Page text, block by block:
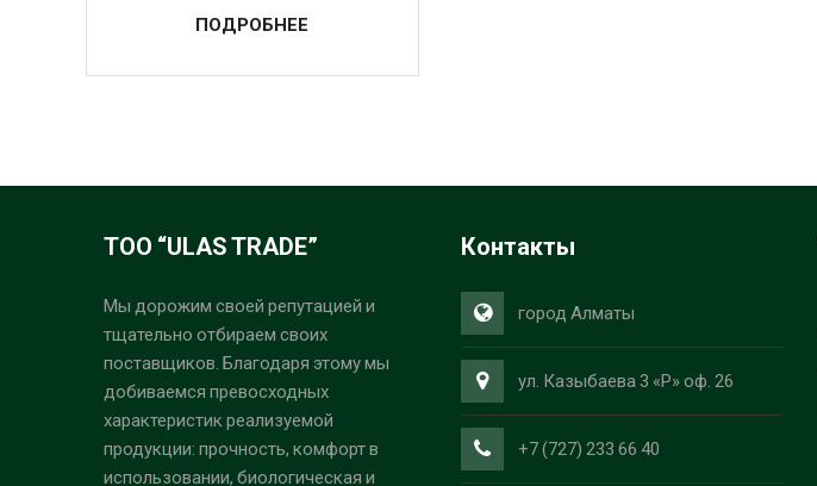
ПОДРОБНЕЕ
ТОО “ULAS TRADE”
Мы дорожим своей репутацией и
тщательно отбираем своих
поставщиков. Благодаря этому мы
добиваемся превосходных
характеристик реализуемой
продукции: прочность, комфорт в
использовании, биологическая и
Контакты
город Алматы
ул. Казыбаева 3 «Р» оф. 26
+7 (727) 233 66 40